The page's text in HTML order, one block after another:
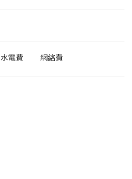
水電費 網絡費